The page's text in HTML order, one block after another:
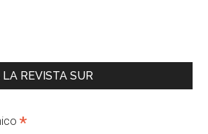
REVISTA SUR
*